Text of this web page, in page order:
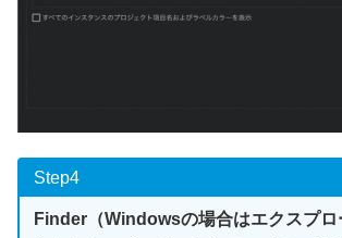
Step4
Finder（Windowsの場合はエクスプロ